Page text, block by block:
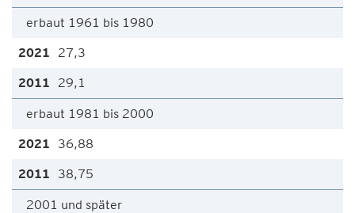
erbaut 1961 bis 1980
27,3
29,1
erbaut 1981 bis 2000
36,88
38,75
2001 und später